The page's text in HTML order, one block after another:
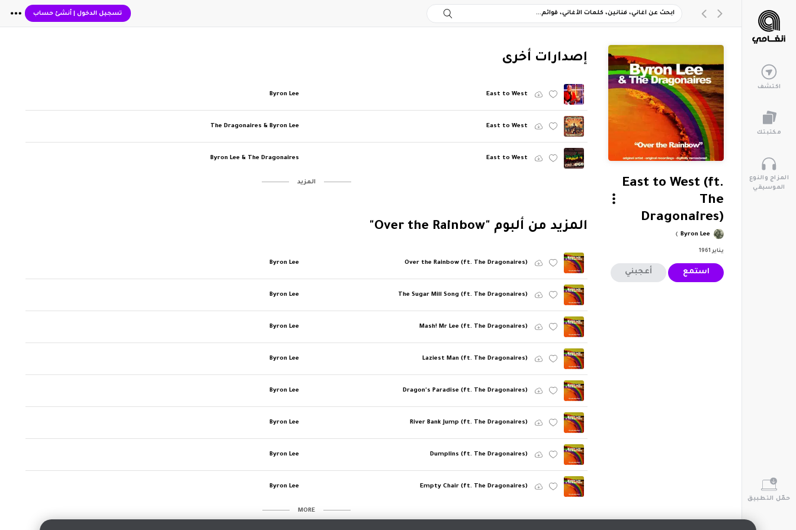
تسجيل الدخول| أنشئ حساب
اكتشف
مكتبتك
المزاج والنوع
الموسيقي
حمّل التطبيق
East to West (ft.
The
Dragonaires)
Byron Lee
يناير 1961
استمع أعجبني
‏إصدارات أخرى
East to West
Byron Lee
East to West
The Dragonaires & Byron Lee
East to West
Byron Lee & The Dragonaires
‏المزيد
‏المزيد من ألبوم "Over the Rainbow"
Over the Rainbow (ft. The Dragonaires)
Byron Lee
The Sugar Mill Song (ft. The Dragonaires)
Byron Lee
Mash! Mr Lee (ft. The Dragonaires)
Byron Lee
Laziest Man (ft. The Dragonaires)
Byron Lee
Dragon's Paradise (ft. The Dragonaires)
Byron Lee
River Bank Jump (ft. The Dragonaires)
Byron Lee
Dumplins (ft. The Dragonaires)
Byron Lee
Empty Chair (ft. The Dragonaires)
Byron Lee
MORE